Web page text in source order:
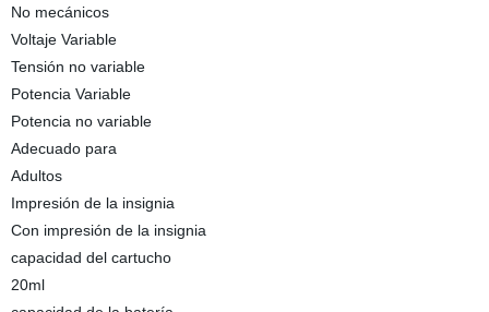
No mecánicos
Voltaje Variable
Tensión no variable
Potencia Variable
Potencia no variable
Adecuado para
Adultos
Impresión de la insignia
Con impresión de la insignia
capacidad del cartucho
20ml